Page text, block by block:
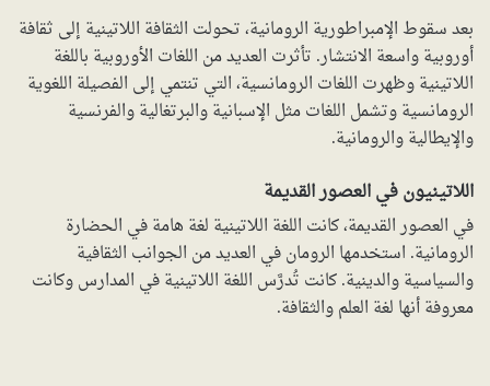
بعد سقوط الإمبراطورية الرومانية، تحولت الثقافة اللاتينية إلى ثقافة
أوروبية واسعة الانتشار. تأثرت العديد من اللغات الأوروبية باللغة
اللاتينية وظهرت اللغات الرومانسية، التي تنتمي إلى الفصيلة اللغوية
الرومانسية وتشمل اللغات مثل الإسبانية والبرتغالية والفرنسية
والإيطالية والرومانية.
اللاتينيون في العصور القديمة
في العصور القديمة، كانت اللغة اللاتينية لغة هامة في الحضارة
الرومانية. استخدمها الرومان في العديد من الجوانب الثقافية
والسياسية والدينية. كانت تُدرَّس اللغة اللاتينية في المدارس وكانت
معروفة أنها لغة العلم والثقافة.